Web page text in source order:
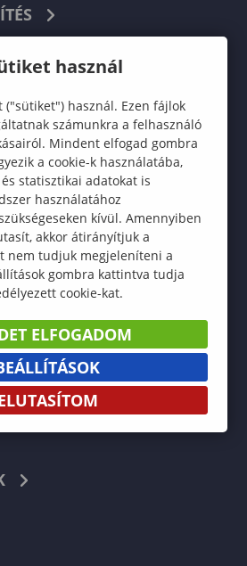
használ
("sütiket") használ. Ezen fájlok
számunkra a felhasználó
Mindent elfogad gombra
a cookie-k használatába,
statisztikai adatokat is
használatához
kívül. Amennyiben
akkor átirányítjuk a
nem tudjuk megjeleníteni a
gombra kattintva tudja
cookie-kat.
ELFOGADOM